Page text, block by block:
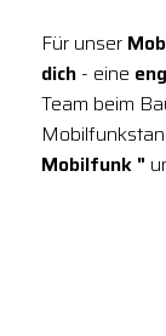
Für unser
dich - eine
Team beim
Mobilfunk "